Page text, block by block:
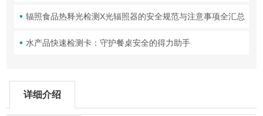
辐照食品热释光检测X光辐照器的安全规范与注意事项全汇总
水产品快速检测卡：守护餐桌安全的得力助手
详细介绍